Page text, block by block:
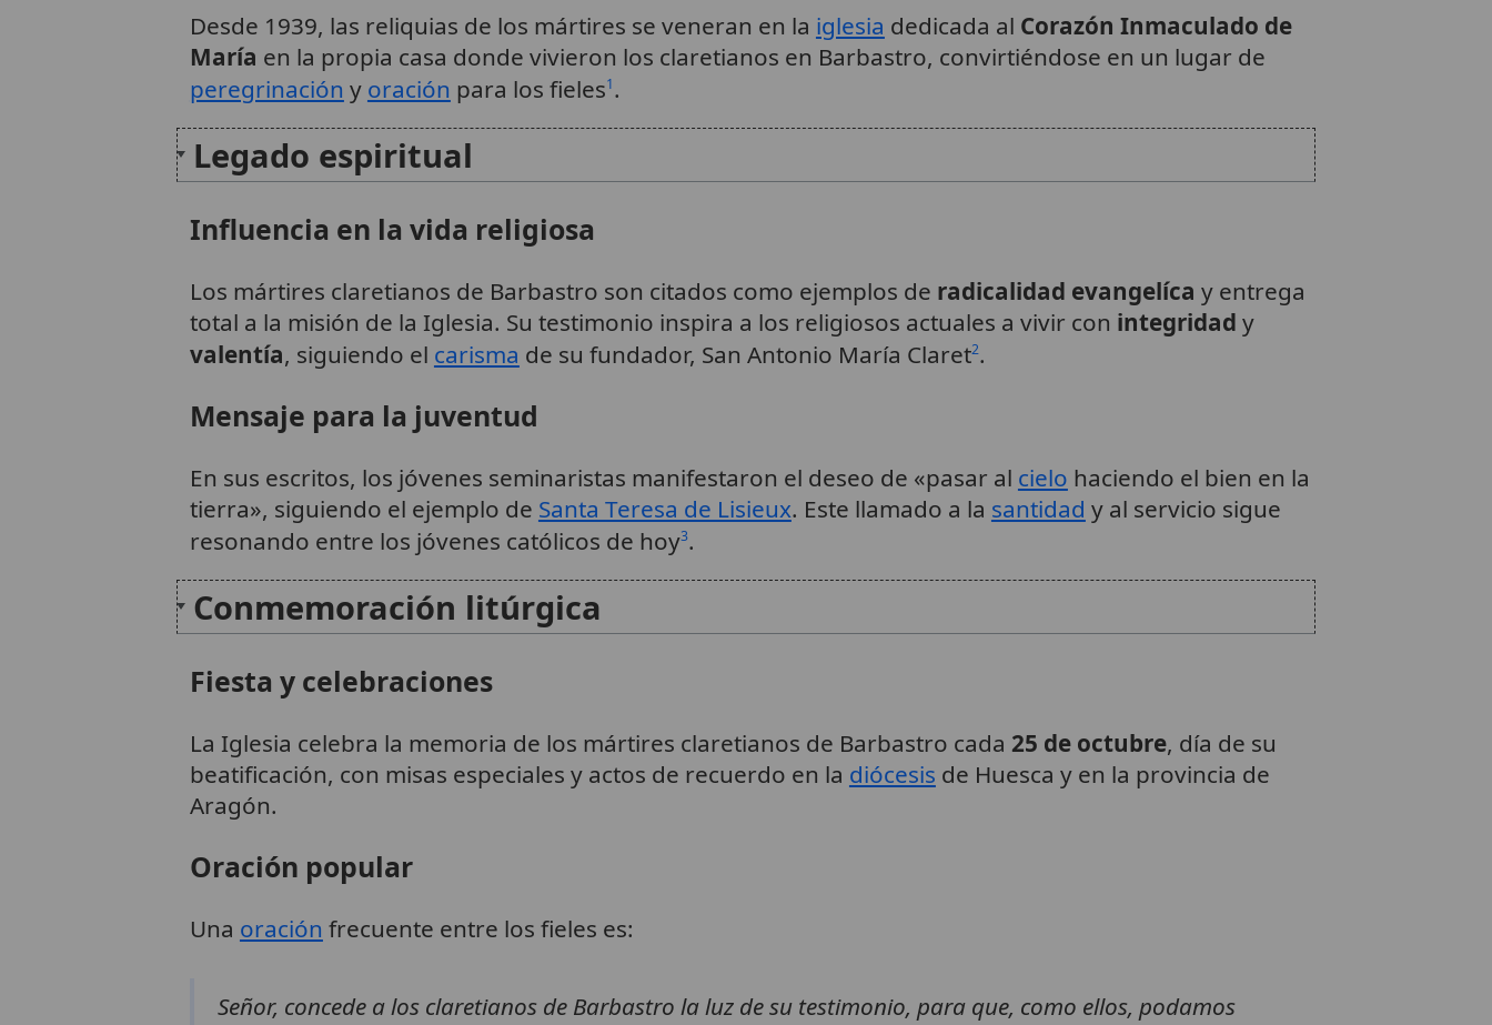
Desde 1939, las reliquias de los mártires se veneran en la iglesia dedicada al Corazón Inmaculado de
María en la propia casa donde vivieron los claretianos en Barbastro, convirtiéndose en un lugar de
peregrinación y oración para los fieles1.
Legado espiritual
Influencia en la vida religiosa
Los mártires claretianos de Barbastro son citados como ejemplos de radicalidad evangelíca y entrega
total a la misión de la Iglesia. Su testimonio inspira a los religiosos actuales a vivir con integridad y
valentía, siguiendo el carisma de su fundador, San Antonio María Claret2.
Mensaje para la juventud
En sus escritos, los jóvenes seminaristas manifestaron el deseo de «pasar al cielo haciendo el bien en la
tierra», siguiendo el ejemplo de Santa Teresa de Lisieux. Este llamado a la santidad y al servicio sigue
resonando entre los jóvenes católicos de hoy3.
Conmemoración litúrgica
Fiesta y celebraciones
La Iglesia celebra la memoria de los mártires claretianos de Barbastro cada 25 de octubre, día de su
beatificación, con misas especiales y actos de recuerdo en la diócesis de Huesca y en la provincia de
Aragón.
Oración popular
Una oración frecuente entre los fieles es:
Señor, concede a los claretianos de Barbastro la luz de su testimonio, para que, como ellos, podamos